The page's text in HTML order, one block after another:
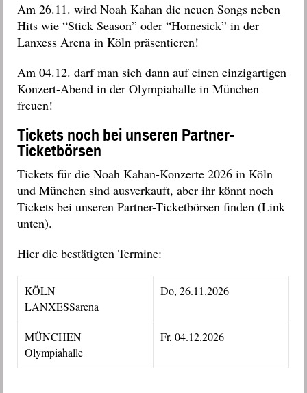
Am 26.11. wird Noah Kahan die neuen Songs neben
Hits wie “Stick Season” oder “Homesick” in der
Lanxess Arena in Köln präsentieren!
Am 04.12. darf man sich dann auf einen einzigartigen
Konzert-Abend in der Olympiahalle in München
freuen!
Tickets noch bei unseren Partner-
Ticketbörsen
Tickets für die Noah Kahan-Konzerte 2026 in Köln
und München sind ausverkauft, aber ihr könnt noch
Tickets bei unseren Partner-Ticketbörsen finden (Link
unten).
Hier die bestätigten Termine:
KÖLN
LANXESSarena
Do, 26.11.2026
MÜNCHEN
Olympiahalle
Fr, 04.12.2026